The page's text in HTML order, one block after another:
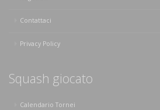
Contattaci
Privacy Policy
Squash giocato
Calendario Tornei